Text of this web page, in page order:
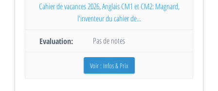
Cahier de vacances 2026, Anglais CM1 et CM2: Magnard,
l'inventeur du cahier de...
Pas de notes
Voir : Infos & Prix